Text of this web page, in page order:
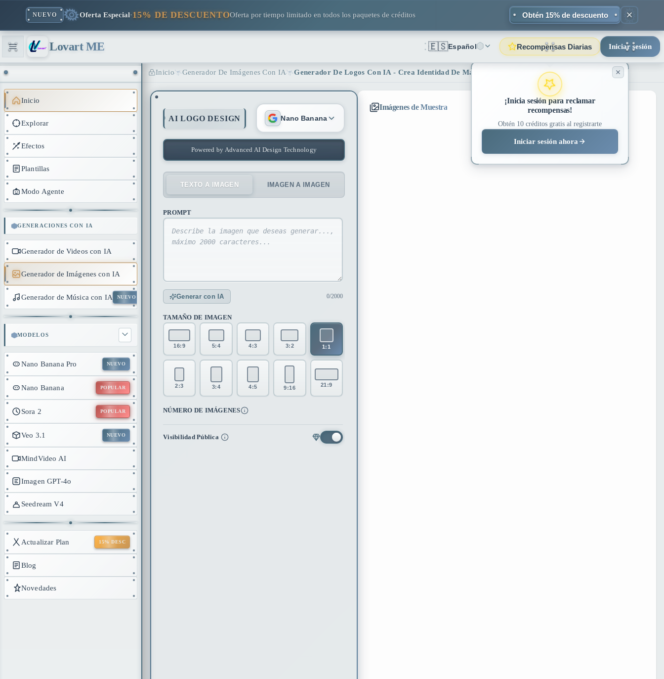
NUEVO Oferta Especial·15% DE DESCUENTOOferta por tiempo limitado en todos los paquetes de créditos Obtén 15% de descuento
Lovart ME 🇪🇸Español Recompensas Diarias Iniciar sesión
¡Inicia sesión para reclamar
recompensas!
Obtén 10 créditos gratis al registrarte
Iniciar sesión ahora
Inicio
Explorar
Efectos
Plantillas
Modo Agente
GENERACIONES CON IA
Generador de Videos con IA
Generador de Imágenes con IA
Generador de Música con IA NUEVO
MODELOS
Nano Banana Pro NUEVO
Nano Banana POPULAR
Sora 2 POPULAR
Veo 3.1 NUEVO
MindVideo AI
Imagen GPT-4o
Seedream V4
Actualizar Plan 15% DESC
Blog
Novedades
Inicio Generador De Imágenes Con IA Generador De Logos Con IA - Crea Identidad De Marca Profesional | Lovart ME
AI LOGO DESIGN Nano Banana
Powered by Advanced AI Design Technology
TEXTO A IMAGEN IMAGEN A IMAGEN
PROMPT
Generar con IA 0/2000
TAMAÑO DE IMAGEN
16:9 5:4 4:3 3:2 1:1
2:3 3:4 4:5 9:16 21:9
NÚMERO DE IMÁGENES
Visibilidad Pública
Imágenes de Muestra